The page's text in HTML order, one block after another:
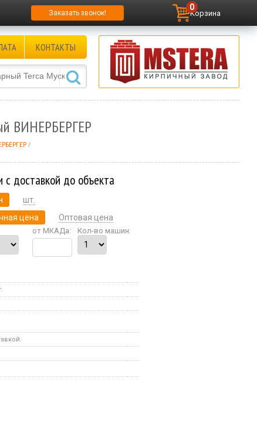
Заказать звонок! Корзина
0
КОНТАКТЫ
ВИНЕРБЕРГЕР
с доставкой до объекта
шт.
цена Оптовая цена
от МКАДа: Кол-во машин: